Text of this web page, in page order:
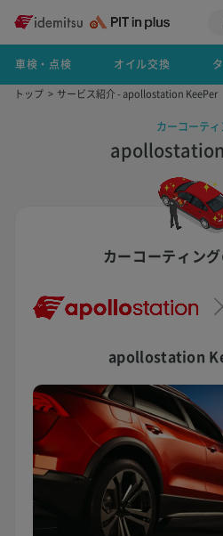
車検・点検 オイル交換
トップ サービス紹介 - apollostation KeePer
カーコーテ
カーコーティン
apollostation